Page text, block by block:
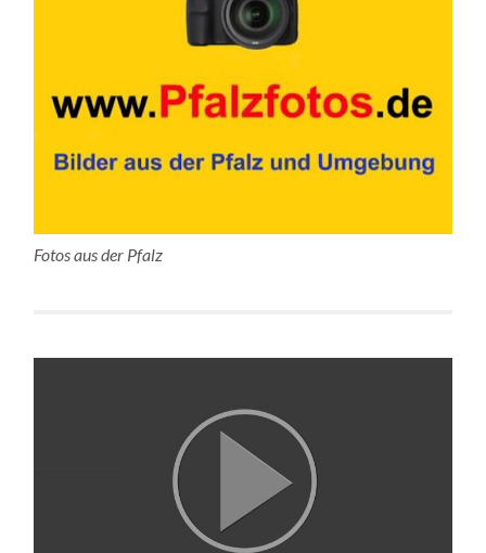
Fotos aus der Pfalz